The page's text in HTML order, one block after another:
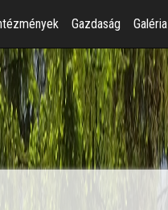
Gazdaság Galéria